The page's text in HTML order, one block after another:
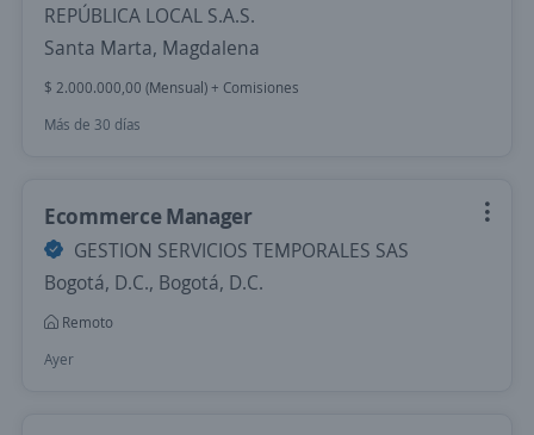
REPÚBLICA LOCAL S.A.S.
Santa Marta, Magdalena
$ 2.000.000,00 (Mensual) + Comisiones
Más de 30 días
Ecommerce Manager
GESTION SERVICIOS TEMPORALES SAS
Bogotá, D.C., Bogotá, D.C.
Remoto
Ayer